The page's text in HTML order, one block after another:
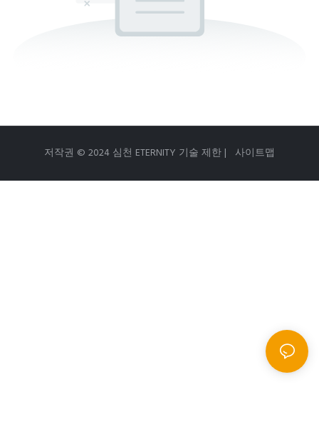
저작권 © 2024 심천 ETERNITY 기술 제한 | 사이트맵